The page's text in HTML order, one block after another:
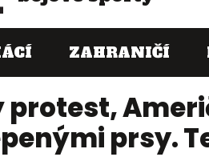
ZAHRANIČÍ
protest,
prsy.